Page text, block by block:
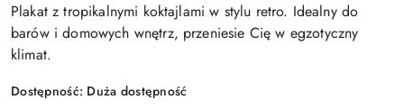
Plakat z tropikalnymi koktajlami w stylu retro. Idealny do
barów i domowych wnętrz, przeniesie Cię w egzotyczny
klimat.
Dostępność: Duża dostępność